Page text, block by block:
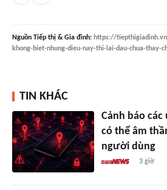
Nguồn Tiếp thị & Gia đình: https://
khong-biet-nhung-dieu-nay-thi-lai-dau-chua-thay-
TIN KHÁC
Cảnh báo
có thể âm
người dùng
3 giờ